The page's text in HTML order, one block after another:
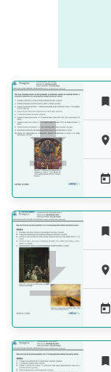








